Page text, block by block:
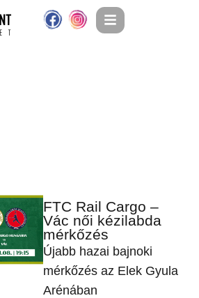
FTC Rail Cargo –
Vác női kézilabda
mérkőzés
Újabb hazai bajnoki
mérkőzés az Elek Gyula
Arénában